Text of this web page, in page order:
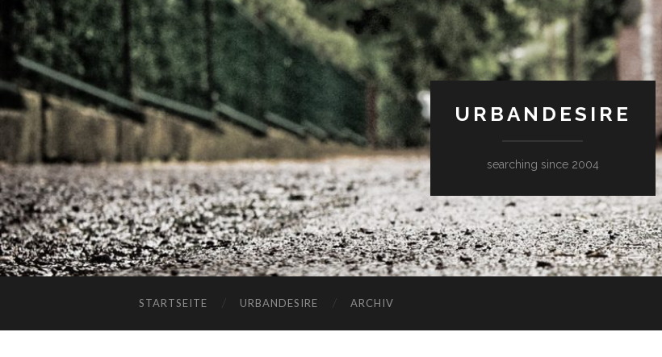
URBANDESIRE
searching since 2004
STARTSEITE URBANDESIRE ARCHIV